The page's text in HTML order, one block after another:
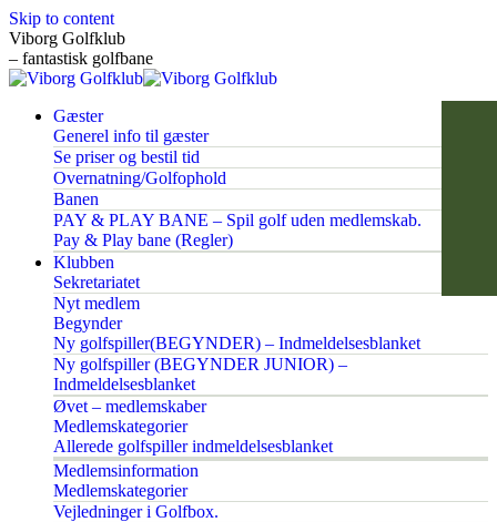
Skip to content
Viborg Golfklub
– fantastisk golfbane
Gæster
Generel info til gæster
Se priser og bestil tid
Overnatning/Golfophold
Banen
PAY & PLAY BANE – Spil golf uden medlemskab.
Pay & Play bane (Regler)
Klubben
Sekretariatet
Nyt medlem
Begynder
Ny golfspiller(BEGYNDER) – Indmeldelsesblanket
Ny golfspiller (BEGYNDER JUNIOR) –
Indmeldelsesblanket
Øvet – medlemskaber
Medlemskategorier
Allerede golfspiller indmeldelsesblanket
Medlemsinformation
Medlemskategorier
Vejledninger i Golfbox.